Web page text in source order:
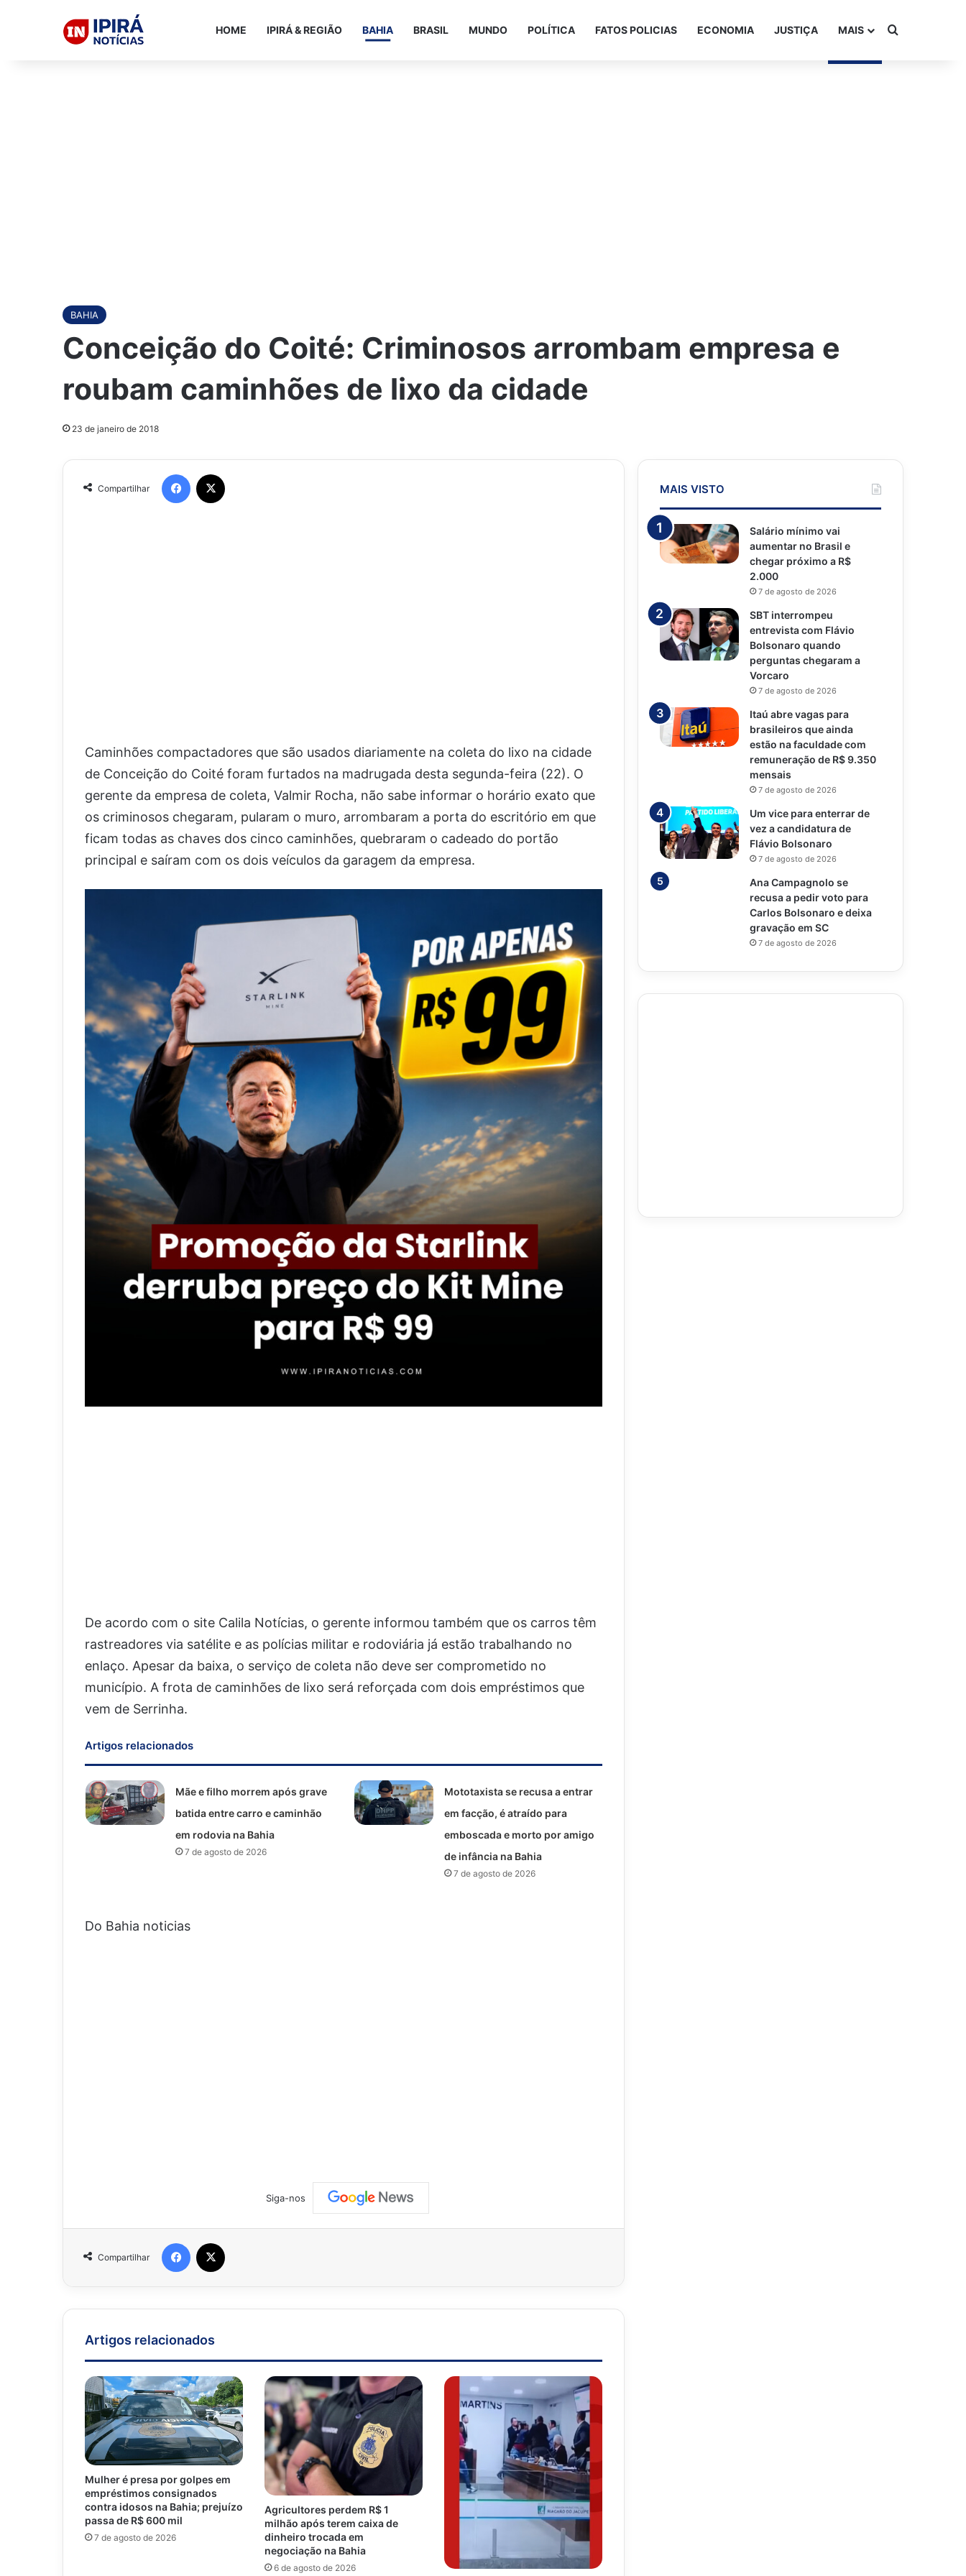
HOME IPIRÁ & REGIÃO BAHIA BRASIL MUNDO POLÍTICA FATOS POLICIAS ECONOMIA JUSTIÇA MAIS Procurar
BAHIA
Conceição do Coité: Criminosos arrombam empresa e
roubam caminhões de lixo da cidade
23 de janeiro de 2018
Compartilhar
Caminhões compactadores que são usados diariamente na coleta do lixo na cidade
de Conceição do Coité foram furtados na madrugada desta segunda-feira (22). O
gerente da empresa de coleta, Valmir Rocha, não sabe informar o horário exato que
os criminosos chegaram, pularam o muro, arrombaram a porta do escritório em que
ficam todas as chaves dos cinco caminhões, quebraram o cadeado do portão
principal e saíram com os dois veículos da garagem da empresa.
De acordo com o site Calila Notícias, o gerente informou também que os carros têm
rastreadores via satélite e as polícias militar e rodoviária já estão trabalhando no
enlaço. Apesar da baixa, o serviço de coleta não deve ser comprometido no
município. A frota de caminhões de lixo será reforçada com dois empréstimos que
vem de Serrinha.
Artigos relacionados
Mãe e filho morrem após grave
batida entre carro e caminhão
em rodovia na Bahia
7 de agosto de 2026
Mototaxista se recusa a entrar
em facção, é atraído para
emboscada e morto por amigo
de infância na Bahia
7 de agosto de 2026
Do Bahia noticias
Siga-nos
Compartilhar
Artigos relacionados
Mulher é presa por golpes em
empréstimos consignados
contra idosos na Bahia; prejuízo
passa de R$ 600 mil
7 de agosto de 2026
Agricultores perdem R$ 1
milhão após terem caixa de
dinheiro trocada em
negociação na Bahia
6 de agosto de 2026
MAIS VISTO
Salário mínimo vai
aumentar no Brasil e
chegar próximo a R$
2.000
7 de agosto de 2026
SBT interrompeu
entrevista com Flávio
Bolsonaro quando
perguntas chegaram a
Vorcaro
7 de agosto de 2026
Itaú abre vagas para
brasileiros que ainda
estão na faculdade com
remuneração de R$ 9.350
mensais
7 de agosto de 2026
Um vice para enterrar de
vez a candidatura de
Flávio Bolsonaro
7 de agosto de 2026
Ana Campagnolo se
recusa a pedir voto para
Carlos Bolsonaro e deixa
gravação em SC
7 de agosto de 2026